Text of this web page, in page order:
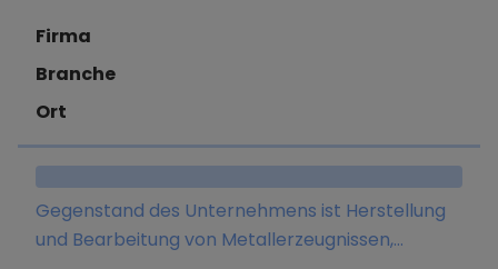
Firma
Branche
Ort
Gegenstand des Unternehmens ist Herstellung
und Bearbeitung von Metallerzeugnissen,